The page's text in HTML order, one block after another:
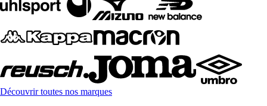
Découvrir toutes nos marques